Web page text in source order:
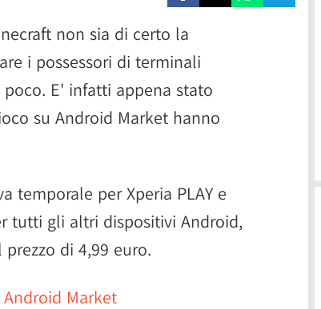
non sia di certo la
i possessori di terminali
E' infatti appena stato
su Android Market hanno
temporale per Xperia PLAY e
tutti gli altri dispositivi Android,
di 4,99 euro.
Market